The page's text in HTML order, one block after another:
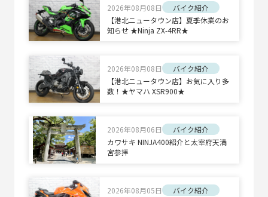
2026年08月08日
バイク紹介
【港北ニュータウン店】夏季休業のお
知らせ ★Ninja ZX-4RR★
2026年08月08日
バイク紹介
【港北ニュータウン店】お気に入り多
数！★ヤマハ XSR900★
2026年08月06日
バイク紹介
カワサキ NINJA400紹介と太宰府天満
宮参拝
2026年08月05日
バイク紹介